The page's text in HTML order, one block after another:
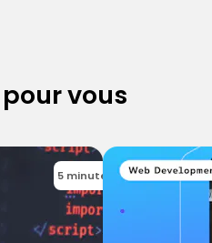
vous
5 minutes